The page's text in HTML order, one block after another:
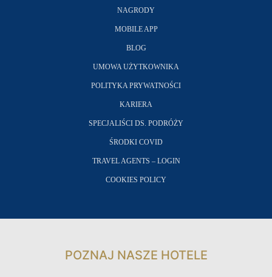
NAGRODY
MOBILE APP
BLOG
UMOWA UŻYTKOWNIKA
POLITYKA PRYWATNOŚCI
KARIERA
SPECJALIŚCI DS. PODRÓŻY
ŚRODKI COVID
TRAVEL AGENTS – LOGIN
COOKIES POLICY
POZNAJ NASZE HOTELE